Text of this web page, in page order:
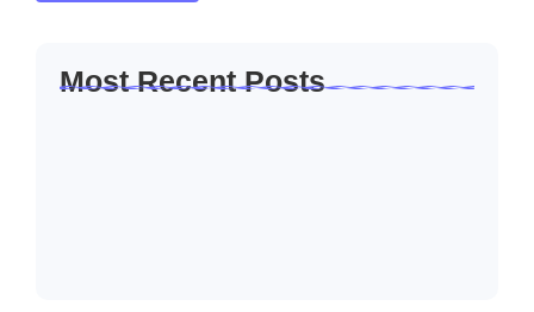
Most Recent Posts